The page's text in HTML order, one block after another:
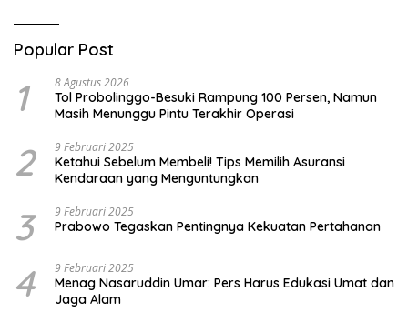
Popular Post
1 8 Agustus 2026
Tol Probolinggo-Besuki Rampung 100 Persen, Namun
Masih Menunggu Pintu Terakhir Operasi
2 9 Februari 2025
Ketahui Sebelum Membeli! Tips Memilih Asuransi
Kendaraan yang Menguntungkan
3 9 Februari 2025
Prabowo Tegaskan Pentingnya Kekuatan Pertahanan
4 9 Februari 2025
Menag Nasaruddin Umar: Pers Harus Edukasi Umat dan
Jaga Alam